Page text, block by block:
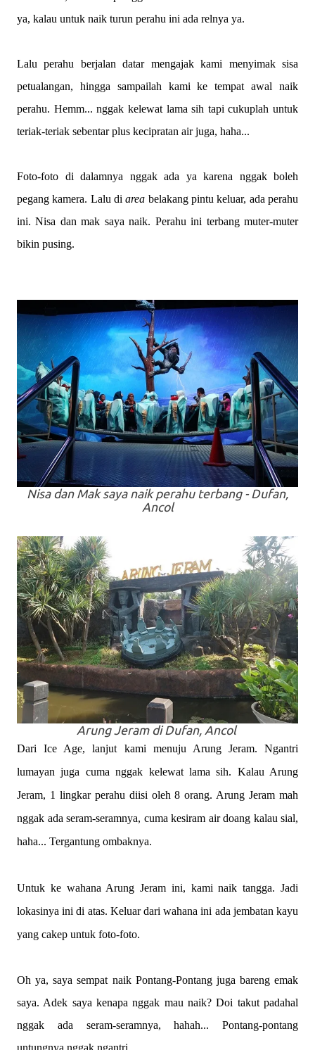
ya, kalau untuk naik turun perahu ini ada relnya ya.
Lalu perahu berjalan datar mengajak kami menyimak sisa
petualangan, hingga sampailah kami ke tempat awal naik
perahu. Hemm... nggak kelewat lama sih tapi cukuplah untuk
teriak-teriak sebentar plus kecipratan air juga, haha...
Foto-foto di dalamnya nggak ada ya karena nggak boleh
pegang kamera. Lalu diarea belakang pintu keluar, ada perahu
ini. Nisa dan mak saya naik. Perahu ini terbang muter-muter
bikin pusing.
Nisa dan Mak saya naik perahu terbang - Dufan,
Ancol
Arung Jeram di Dufan, Ancol
Dari Ice Age, lanjut kami menuju Arung Jeram. Ngantri
lumayan juga cuma nggak kelewat lama sih. Kalau Arung
Jeram, 1 lingkar perahu diisi oleh 8 orang. Arung Jeram mah
nggak ada seram-seramnya, cuma kesiram air doang kalau sial,
haha... Tergantung ombaknya.
Untuk ke wahana Arung Jeram ini, kami naik tangga. Jadi
lokasinya ini di atas. Keluar dari wahana ini ada jembatan kayu
yang cakep untuk foto-foto.
Oh ya, saya sempat naik Pontang-Pontang juga bareng emak
saya. Adek saya kenapa nggak mau naik? Doi takut padahal
nggak ada seram-seramnya, hahah... Pontang-pontang
untungnya nggak ngantri.